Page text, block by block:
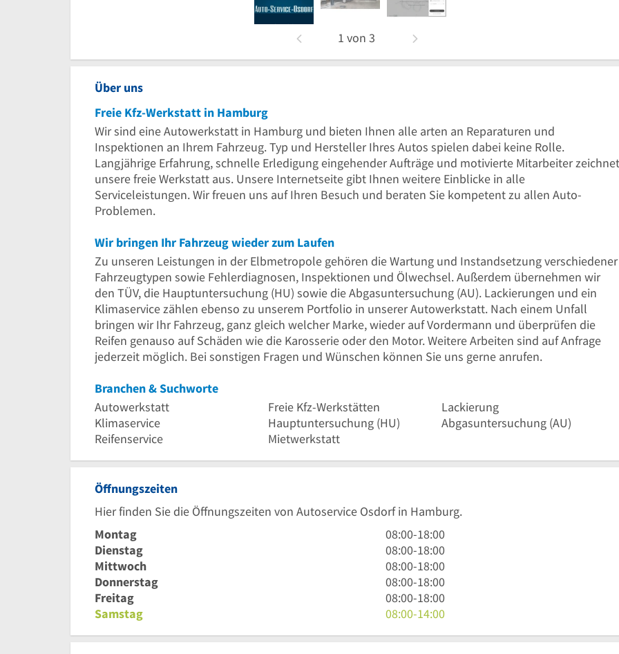
1 von 3
Über uns
Freie Kfz-Werkstatt in Hamburg
Wir sind eine Autowerkstatt in Hamburg und bieten Ihnen alle arten an Reparaturen und
Inspektionen an Ihrem Fahrzeug. Typ und Hersteller Ihres Autos spielen dabei keine Rolle.
Langjährige Erfahrung, schnelle Erledigung eingehender Aufträge und motivierte Mitarbeiter zeichnet
unsere freie Werkstatt aus. Unsere Internetseite gibt Ihnen weitere Einblicke in alle
Serviceleistungen. Wir freuen uns auf Ihren Besuch und beraten Sie kompetent zu allen Auto-
Problemen.
Wir bringen Ihr Fahrzeug wieder zum Laufen
Zu unseren Leistungen in der Elbmetropole gehören die Wartung und Instandsetzung verschiedener
Fahrzeugtypen sowie Fehlerdiagnosen, Inspektionen und Ölwechsel. Außerdem übernehmen wir
den TÜV, die Hauptuntersuchung (HU) sowie die Abgasuntersuchung (AU). Lackierungen und ein
Klimaservice zählen ebenso zu unserem Portfolio in unserer Autowerkstatt. Nach einem Unfall
bringen wir Ihr Fahrzeug, ganz gleich welcher Marke, wieder auf Vordermann und überprüfen die
Reifen genauso auf Schäden wie die Karosserie oder den Motor. Weitere Arbeiten sind auf Anfrage
jederzeit möglich. Bei sonstigen Fragen und Wünschen können Sie uns gerne anrufen.
Branchen & Suchworte
Autowerkstatt
Freie Kfz-Werkstätten
Lackierung
Klimaservice
Hauptuntersuchung (HU)
Abgasuntersuchung (AU)
Reifenservice
Mietwerkstatt
Öffnungszeiten
Hier finden Sie die Öffnungszeiten von Autoservice Osdorf in Hamburg.
Montag
8
Uhr
bis
18
Uhr
08:00-18:00
Dienstag
8
Uhr
bis
18
Uhr
08:00-18:00
Mittwoch
8
Uhr
bis
18
08:00-18:00
Donnerstag
8
Uhr
bis
08:00-18:00
Freitag
8
Uhr
08:00-18:00
Samstag
8
08:00-14:00